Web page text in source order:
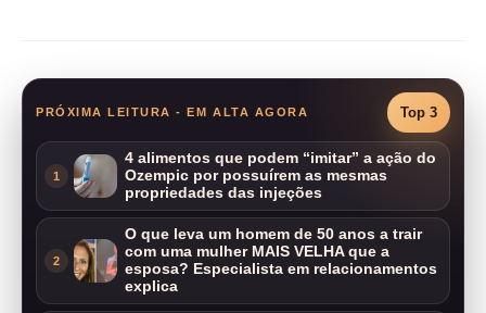
PRÓXIMA LEITURA - EM ALTA AGORA Top 3
1
4 alimentos que podem “imitar” a ação do
Ozempic por possuírem as mesmas
propriedades das injeções
2
O que leva um homem de 50 anos a trair
com uma mulher MAIS VELHA que a
esposa? Especialista em relacionamentos
explica